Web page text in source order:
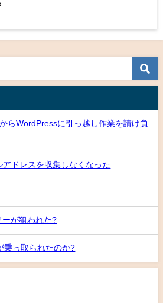
らWordPressに引っ越し作業を請け負
ドレスを収集しなくなった
ーが狙われた?
乗っ取られたのか?